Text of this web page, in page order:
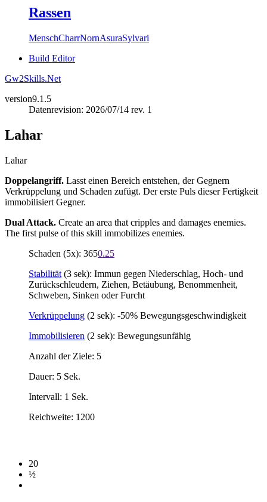
Rassen
MenschCharrNornAsuraSylvari
Build Editor
Gw2Skills.Net
version9.1.5
Datenrevision: 2026/07/14 rev. 1
Lahar
Lahar
Doppelangriff. Lasst einen Bereich entstehen, der Gegnern
Verkrüppelung und Schaden zufügt. Der erste Puls dieser Fertigkeit
immobilisiert Gegner.
Dual Attack. Create an area that cripples and damages enemies.
The first pulse of this skill immobilizes enemies.
Schaden (5x): 3650.25
Stabilität (3 sek): Immun gegen Niederschlag, Hoch- und
Zurückschleudern, Ziehen, Betäubung, Benommenheit,
Schweben, Sinken oder Furcht
Verkrüppelung (2 sek): -50% Bewegungsgeschwindigkeit
Immobilisieren (2 sek): Bewegungsunfähig
Anzahl der Ziele: 5
Dauer: 5 Sek.
Intervall: 1 Sek.
Reichweite: 1200
20
½